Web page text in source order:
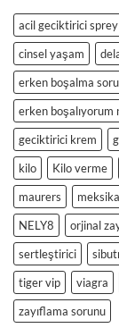
acil geciktirici sprey
cinsel yaşam
erken boşalma
erken boşalıyorum
geciktirici krem
kilo
Kilo verme
maurers
NELY8
orjinal
sertleştirici
tiger vip
viagra
zayıflama sorunu